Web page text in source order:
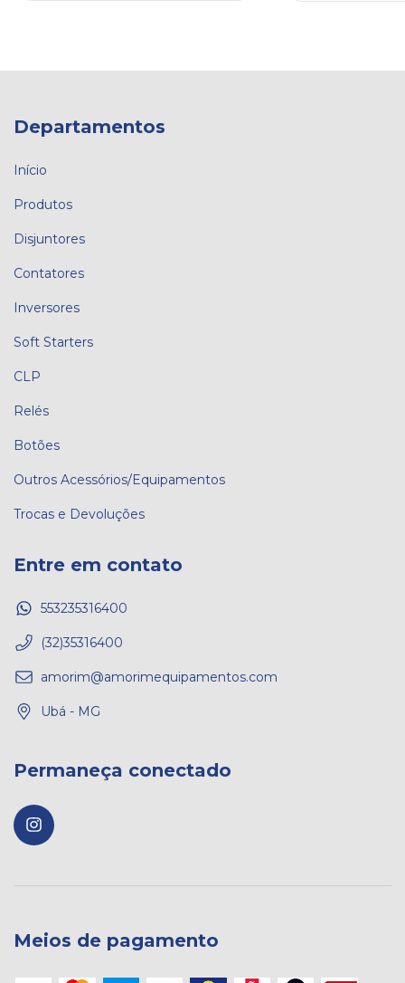
Departamentos
Início
Produtos
Disjuntores
Contatores
Inversores
Soft Starters
CLP
Relés
Botões
Outros Acessórios/Equipamentos
Trocas e Devoluções
Entre em contato
553235316400
(32)35316400
amorim@amorimequipamentos.com
Ubá - MG
Permaneça conectado
Meios de pagamento